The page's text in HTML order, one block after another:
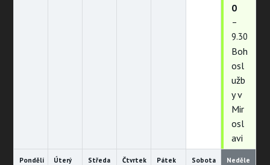
0
–
9.30
Boh
osl
užb
y v
Mir
osl
avi
Pondělí
Úterý
Středa
Čtvrtek
Pátek
Sobota
Neděle